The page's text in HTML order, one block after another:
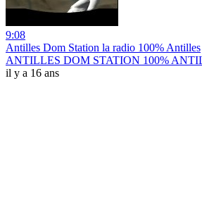
9:08
Antilles Dom Station la radio 100% Antilles
ANTILLES DOM STATION 100%
il y a 16 ans